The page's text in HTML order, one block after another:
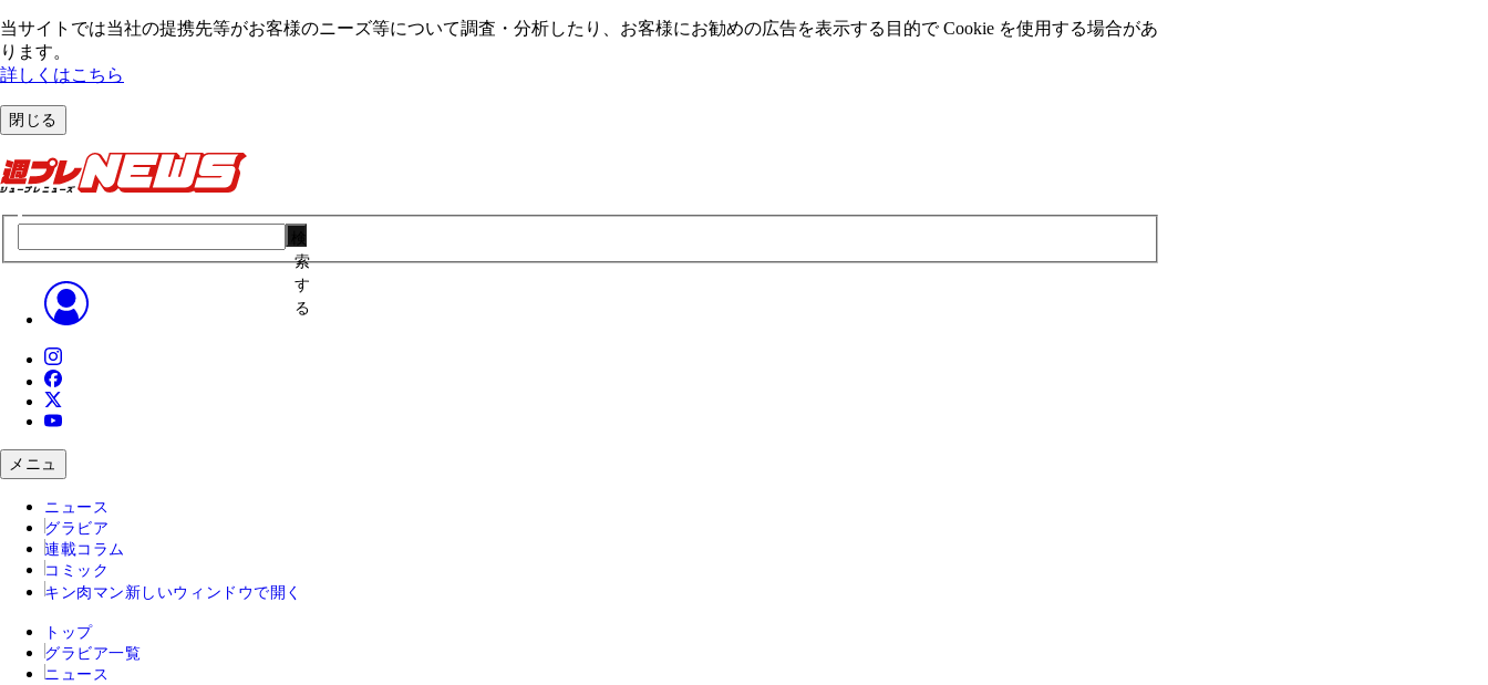
当サイトでは当社の提携先等がお客様のニーズ等について調査・分析したり、お客様にお勧めの広告を表⽰する⽬的で Cookie を使⽤する場合があ
ります。
詳しくはこちら
閉じる
索
す
る
メニュ
ニュース
グラビア
連載コラム
コミック
キン肉マン 新しいウィンドウで開く
トップ
グラビア一覧
ニュース